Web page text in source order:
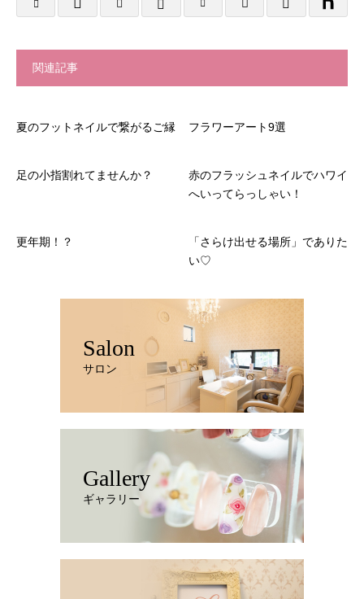
関連記事
夏のフットネイルで繋がるご縁 フラワーアート9選
足の小指割れてませんか？
赤のフラッシュネイルでハワイ
へいってらっしゃい！
更年期！？
「さらけ出せる場所」でありた
い♡
Salon
サロン
Gallery
ギャラリー